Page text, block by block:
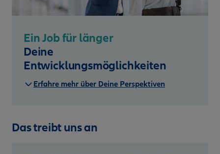
Ein Job für länger
Deine
Entwicklungsmöglichkeiten
Erfahre mehr über Deine Perspektiven
Das treibt uns an